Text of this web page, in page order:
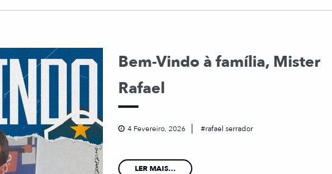
Bem-Vindo à família, Mister
Rafael
4 Fevereiro, 2026 rafael serrador
LER MAIS...